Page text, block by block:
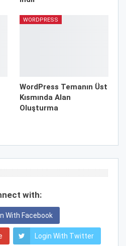
WORDPRESS
WordPress Temanın Üst
Kısmında Alan
Oluşturma
with:
With Facebook
Login With Twitter